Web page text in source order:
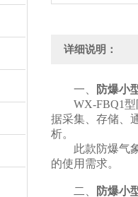
详细说明：
一、
防爆小
WX-FBQ1型防
据采集、存储、
析。
此款防爆气象
的使用需求。
二、
防爆小